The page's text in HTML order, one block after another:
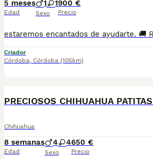
5 meses
Edad
1 1
Sexo
900 €
Precio
Criador
Córdoba, Córdoba (105km)
Chihuahua
8 semanas
Edad
4 4
Sexo
650 €
Precio